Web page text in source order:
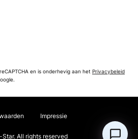
en is onderhevig aan het Privacybeleid
Impressie
All rights reserved